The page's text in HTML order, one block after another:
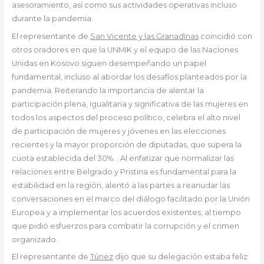
asesoramiento, así como sus actividades operativas incluso
durante la pandemia.
El representante de San Vicente y las Granadinascoincidió con
otros oradores en que la UNMIK y el equipo de las Naciones
Unidas en Kosovo siguen desempeñando un papel
fundamental, incluso al abordar los desafíos planteados por la
pandemia. Reiterando la importancia de alentar la
participación plena, igualitaria y significativa de las mujeres en
todos los aspectos del proceso político, celebra el alto nivel
de participación de mujeres y jóvenes en las elecciones
recientes y la mayor proporción de diputadas, que supera la
cuota establecida del 30%. . Al enfatizar que normalizar las
relaciones entre Belgrado y Pristina es fundamental para la
estabilidad en la región, alentó a las partes a reanudar las
conversaciones en el marco del diálogo facilitado por la Unión
Europea y a implementar los acuerdos existentes, al tiempo
que pidió esfuerzos para combatir la corrupción y el crimen
organizado.
El representante de Túnezdijo que su delegación estaba feliz